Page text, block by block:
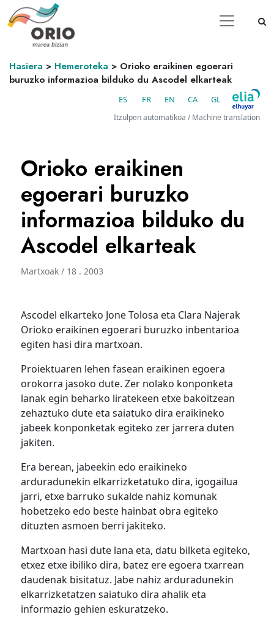
Hasiera > Hemeroteka > Orioko eraikinen egoerari
buruzko informazioa bilduko du Ascodel elkarteak
ES FR EN CA GL
Itzulpen automatikoa / Machine translation
Orioko eraikinen
egoerari buruzko
informazioa bilduko du
Ascodel elkarteak
Martxoak / 18 . 2003
Ascodel elkarteko Jone Tolosa eta Clara Najerak
Orioko eraikinen egoerari buruzko inbentarioa
egiten hasi dira martxoan.
Proiektuaren lehen fasean eraikinen egoera
orokorra jasoko dute. Zer nolako konponketa
lanak egin beharko liratekeen etxe bakoitzean
zehaztuko dute eta saiatuko dira eraikineko
jabeek konponketak egiteko zer jarrera duten
jakiten.
Era berean, jabeekin edo eraikineko
arduradunekin elkarrizketatuko dira, igogailua
jarri, etxe barruko sukalde nahiz komunak
hobetzeko edo beste hainbat obra egiteko
dituzten asmoen berri jakiteko.
Martxoan hasi dute lana eta, datu bilketa egiteko,
etxez etxe ibiliko dira, batez ere egoera txarrean
daudenak bisitatuz. Jabe nahiz arduradunekin
elkarrizketatzen saiatuko dira ahalik eta
informazio gehien eskuratzeko.